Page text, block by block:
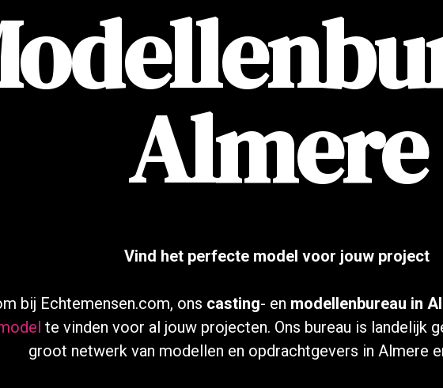
Almere
Vind het perfecte model voor jouw project
bij Echtemensen.com, ons casting- en modellenbureau in
te vinden voor al jouw projecten. Ons bureau is landelijk
groot netwerk van modellen en opdrachtgevers in Almere